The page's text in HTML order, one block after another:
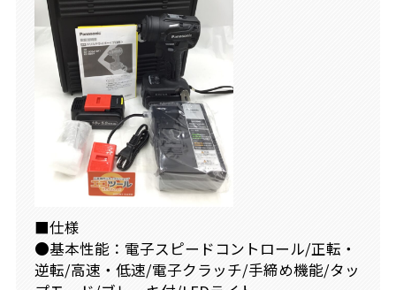
■仕様
●基本性能：電子スピードコントロール/正転・
逆転/高速・低速/電子クラッチ/手締め機能/タッ